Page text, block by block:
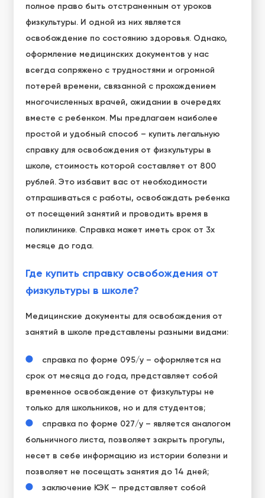
полное право быть отстраненным от уроков
физкультуры. И одной из них является
освобождение по состоянию здоровья. Однако,
оформление медицинских документов у нас
всегда сопряжено с трудностями и огромной
потерей времени, связанной с прохождением
многочисленных врачей, ожидании в очередях
вместе с ребенком. Мы предлагаем наиболее
простой и удобный способ – купить легальную
справку для освобождения от физкультуры в
школе, стоимость которой составляет от 800
рублей. Это избавит вас от необходимости
отпрашиваться с работы, освобождать ребенка
от посещений занятий и проводить время в
поликлинике. Справка может иметь срок от 3х
месяце до года.
Где купить справку освобождения от
физкультуры в школе?
Медицинские документы для освобождения от
занятий в школе представлены разными видами:
справка по форме 095/у – оформляется на
срок от месяца до года, представляет собой
временное освобождение от физкультуры не
только для школьников, но и для студентов;
справка по форме 027/у – является аналогом
больничного листа, позволяет закрыть прогулы,
несет в себе информацию из истории болезни и
позволяет не посещать занятия до 14 дней;
заключение КЭК – представляет собой